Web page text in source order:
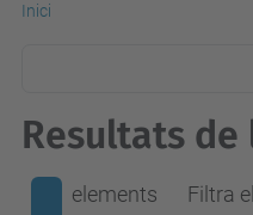
Inici
Resultats de
elements
Filtra